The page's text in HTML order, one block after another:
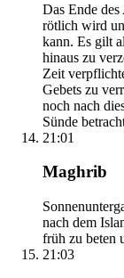
Das Ende
rötlich wird
kann. Es gilt
hinaus zu
Zeit
Gebets zu
noch nach
Sünde
21:01
Maghrib
nach dem
früh zu beten
21:03